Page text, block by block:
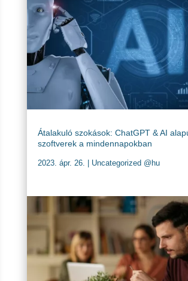
Átalakuló szokások: ChatGPT & AI
szoftverek a mindennapokban
2023. ápr. 26. Uncategorized @hu